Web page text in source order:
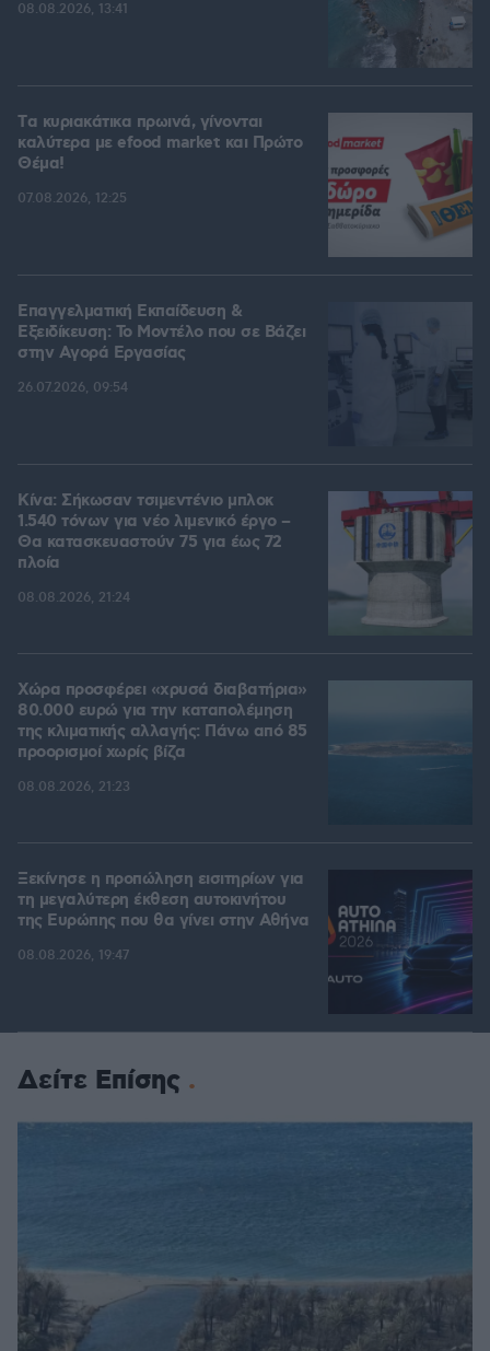
08.08.2026, 13:41
Tα κυριακάτικα πρωινά, γίνονται
καλύτερα με efood market και Πρώτο
Θέμα!
07.08.2026, 12:25
Επαγγελματική Εκπαίδευση &
Εξειδίκευση: Το Mοντέλο που σε Bάζει
στην Aγορά Eργασίας
26.07.2026, 09:54
Κίνα: Σήκωσαν τσιμεντένιο μπλοκ
1.540 τόνων για νέο λιμενικό έργο –
Θα κατασκευαστούν 75 για έως 72
πλοία
08.08.2026, 21:24
Χώρα προσφέρει «χρυσά διαβατήρια»
80.000 ευρώ για την καταπολέμηση
της κλιματικής αλλαγής: Πάνω από 85
προορισμοί χωρίς βίζα
08.08.2026, 21:23
Ξεκίνησε η προπώληση εισιτηρίων για
τη μεγαλύτερη έκθεση αυτοκινήτου
της Ευρώπης που θα γίνει στην Αθήνα
08.08.2026, 19:47
Δείτε Επίσης